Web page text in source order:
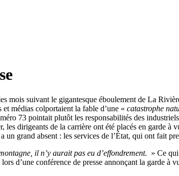
mois suivant le gigantesque éboulement de La
médias colportaient la fable d’une « catastrophe
73 pointait plutôt les responsabilités des
dirigeants de la carrière ont été placés en garde
un grand absent : les services de l’État, qui ont fait
il n’y aurait pas eu d’effondrement. » Ce
d’une conférence de presse annonçant la garde